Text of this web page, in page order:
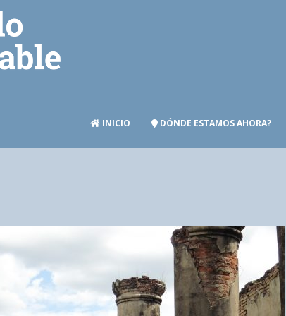
INICIO DÓNDE ESTAMOS AHORA?